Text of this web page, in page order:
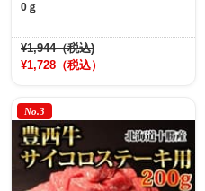
0ｇ
¥1,944（税込)
¥1,728（税込）
No.3